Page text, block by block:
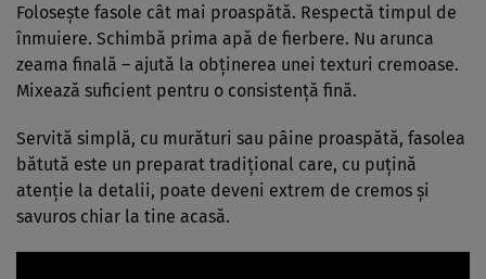
Folosește fasole cât mai proaspătă. Respectă timpul de
înmuiere. Schimbă prima apă de fierbere. Nu arunca
zeama finală – ajută la obținerea unei texturi cremoase.
Mixează suficient pentru o consistență fină.
Servită simplă, cu murături sau pâine proaspătă, fasolea
bătută este un preparat tradițional care, cu puțină
atenție la detalii, poate deveni extrem de cremos și
savuros chiar la tine acasă.